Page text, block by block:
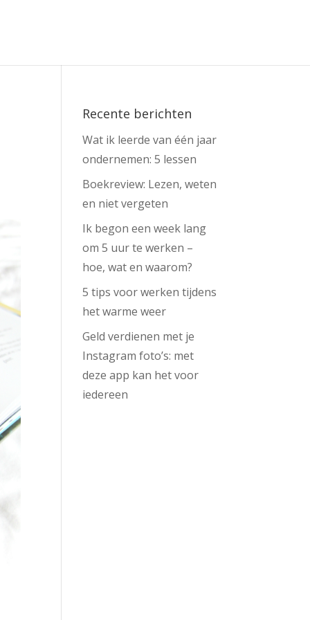
Recente berichten
Wat ik leerde van één jaar
ondernemen: 5 lessen
Boekreview: Lezen, weten
en niet vergeten
Ik begon een week lang
om 5 uur te werken –
hoe, wat en waarom?
5 tips voor werken tijdens
het warme weer
Geld verdienen met je
Instagram foto’s: met
deze app kan het voor
iedereen